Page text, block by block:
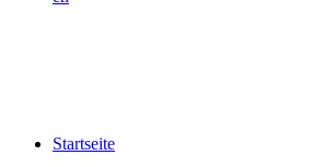
Startseite